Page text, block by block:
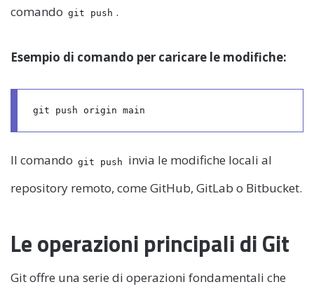
comando git push .
Esempio di comando per caricare le modifiche:
Il comando git push
invia le modifiche locali al
repository remoto, come GitHub, GitLab o Bitbucket.
Le operazioni principali di Git
Git offre una serie di operazioni fondamentali che